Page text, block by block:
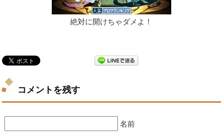
絶対に開けちゃダメよ！
コメントを残す
名前